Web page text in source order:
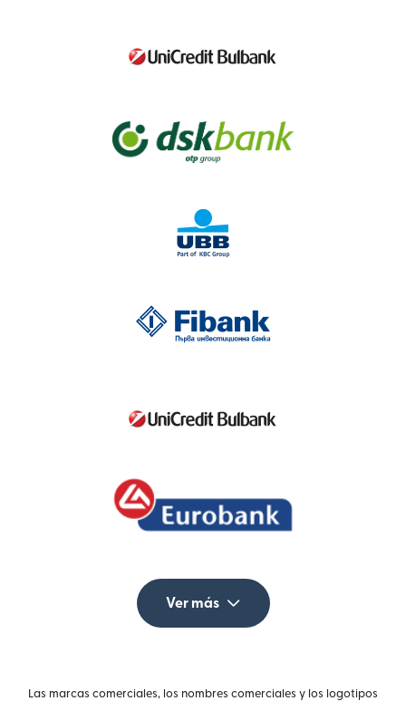
Ver más
Las marcas comerciales, los nombres comerciales y los logotipos